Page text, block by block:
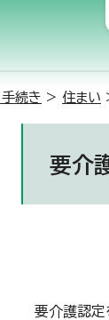
手続き > 住まい
要介
要介護認定